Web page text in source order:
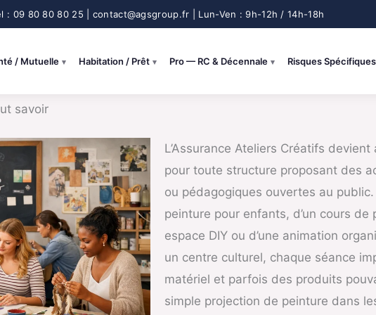
/ Mutuelle Habitation / Prêt Pro — RC & Décennale Risques Spécifiques
savoir
L’Assurance Ateliers Créatifs
pour toute structure proposant des
ou pédagogiques ouvertes au public.
peinture pour enfants, d’un cours de
espace DIY ou d’une animation
un centre culturel, chaque séance
matériel et parfois des produits
simple projection de peinture dans